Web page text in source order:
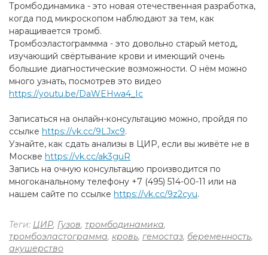
Тромбодинамика - это новая отечественная разработка,
когда под микроскопом наблюдают за тем, как
наращивается тромб.
Тромбоэластограммма - это довольно старый метод,
изучающий свёртывание крови и имеющий очень
большие диагностические возможности. О нём можно
много узнать, посмотрев это видео
https://youtu.be/DaWEHwa4_Ic
Записаться на онлайн-консультацию можно, пройдя по
ссылке https://vk.cc/9LJxc9.
Узнайте, как сдать анализы в ЦИР, если вы живёте не в
Москве https://vk.cc/ak3guR
Запись на очную консультацию производится по
многоканальному телефону +7 (495) 514-00-11 или на
нашем сайте по ссылке https://vk.cc/9z2cyu.
Теги: ЦИР, Гузов, тромбодинамика,
тромбоэластограмма, кровь, гемостаз, беременность,
акушерство